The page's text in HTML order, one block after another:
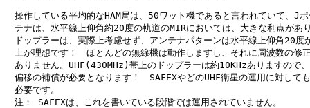
操作している平均的なHAM局は、50ワット機であると言われていて、J
テナは、水平線上仰角約20度の軌道のMIRにおいては、大きな利点があ
ドップラーは、実際上考慮せず、アンテナパターンは水平線上仰角20度
上が理想です！　ほとんどの無線機は動作しますし、それに周波数の修
ありません。UHF(430MHz)帯上のドップラーは約10KHzありますので
偏移の補償が必要となります！　SAFEXやどのUHF衛星の運用に対して
必要です。
注： SAFEXは、これを書いている段階では運用されていません。